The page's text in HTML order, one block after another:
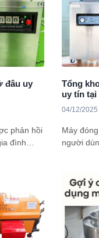
đâu uy
phản hồi
đình
hiện
tiết đến
Tổng
uy tín tại
04/12/2025
Máy
người
đủ và
gói